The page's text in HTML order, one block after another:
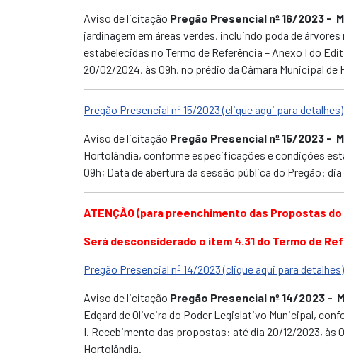
Aviso de licitação Pregão Presencial nº 16/2023 -
jardinagem em áreas verdes, incluindo poda de
estabelecidas no Termo de Referência – Anexo I do
20/02/2024, às 09h, no prédio da Câmara Municipal de
Pregão Presencial nº 15/2023 (clique aqui para detalhes)
Aviso de licitação Pregão Presencial nº 15/2023 -
Hortolândia, conforme especificações e condições
09h; Data de abertura da sessão pública do Pregão:
ATENÇÃO (para preenchimento das Propostas
Será desconsiderado o item 4.31 do Termo de
Pregão Presencial nº 14/2023 (clique aqui para detalhes)
Aviso de licitação Pregão Presencial nº 14/2023 -
Edgard de Oliveira do Poder Legislativo Municipal,
I. Recebimento das propostas: até dia 20/12/2023, às
Hortolândia.